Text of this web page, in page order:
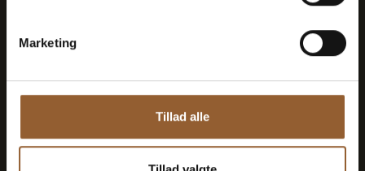
Marketing
Tillad alle
Mere info